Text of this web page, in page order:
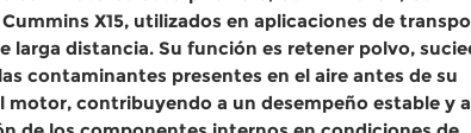
Cummins X15, utilizados en aplicaciones de
larga distancia. Su función es retener polvo,
contaminantes presentes en el aire antes de su
motor, contribuyendo a un desempeño estable y